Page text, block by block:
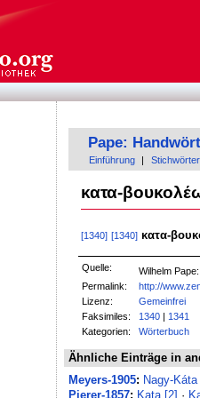
Pape:
Einführung Stichwörter
κατα-
[1340] [1340]κατα-
Quelle: Wilhelm
Permalink:
http://
Lizenz:
Gemeinfrei
Faksimiles:
1340 | 1341
Kategorien:
Wörterbuch
Ähnliche Einträge in
Meyers-1905: Nagy-Káta
Pierer-1857: Kata [2] ·